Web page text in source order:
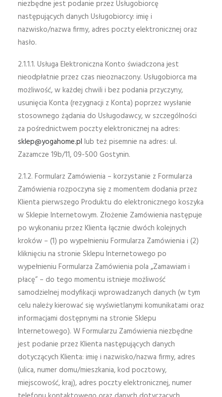
niezbędne jest podanie przez Usługobiorcę
następujących danych Usługobiorcy: imię i
nazwisko/nazwa firmy, adres poczty elektronicznej oraz
hasło.
2.1.1.1. Usługa Elektroniczna Konto świadczona jest
nieodpłatnie przez czas nieoznaczony. Usługobiorca ma
możliwość, w każdej chwili i bez podania przyczyny,
usunięcia Konta (rezygnacji z Konta) poprzez wysłanie
stosownego żądania do Usługodawcy, w szczególności
za pośrednictwem poczty elektronicznej na adres:
sklep@yogahome.pl lub też pisemnie na adres: ul.
Zazamcze 19b/11, 09-500 Gostynin.
2.1.2. Formularz Zamówienia – korzystanie z Formularza
Zamówienia rozpoczyna się z momentem dodania przez
Klienta pierwszego Produktu do elektronicznego koszyka
w Sklepie Internetowym. Złożenie Zamówienia następuje
po wykonaniu przez Klienta łącznie dwóch kolejnych
kroków – (1) po wypełnieniu Formularza Zamówienia i (2)
kliknięciu na stronie Sklepu Internetowego po
wypełnieniu Formularza Zamówienia pola „Zamawiam i
płacę” – do tego momentu istnieje możliwość
samodzielnej modyfikacji wprowadzanych danych (w tym
celu należy kierować się wyświetlanymi komunikatami oraz
informacjami dostępnymi na stronie Sklepu
Internetowego). W Formularzu Zamówienia niezbędne
jest podanie przez Klienta następujących danych
dotyczących Klienta: imię i nazwisko/nazwa firmy, adres
(ulica, numer domu/mieszkania, kod pocztowy,
miejscowość, kraj), adres poczty elektronicznej, numer